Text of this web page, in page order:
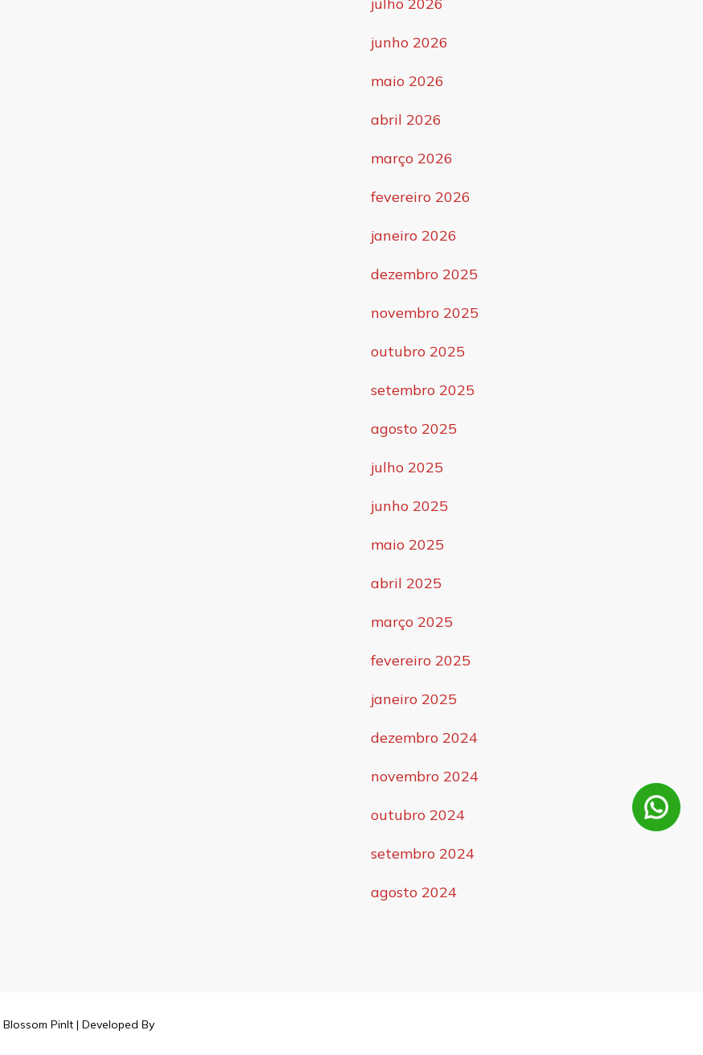
julho 2026
junho 2026
maio 2026
abril 2026
março 2026
fevereiro 2026
janeiro 2026
dezembro 2025
novembro 2025
outubro 2025
setembro 2025
agosto 2025
julho 2025
junho 2025
maio 2025
abril 2025
março 2025
fevereiro 2025
janeiro 2025
dezembro 2024
novembro 2024
outubro 2024
setembro 2024
agosto 2024
Blossom PinIt | Developed By